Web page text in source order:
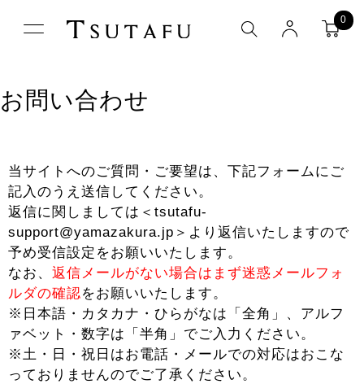
0
お問い合わせ
当サイトへのご質問・ご要望は、下記フォームにご
記入のうえ送信してください。
返信に関しましては＜tsutafu-
support@yamazakura.jp＞より返信いたしますので
予め受信設定をお願いいたします。
なお、返信メールがない場合はまず迷惑メールフォ
ルダの確認をお願いいたします。
※日本語・カタカナ・ひらがなは「全角」、アルフ
ァベット・数字は「半角」でご入力ください。
※土・日・祝日はお電話・メールでの対応はおこな
っておりませんのでご了承ください。